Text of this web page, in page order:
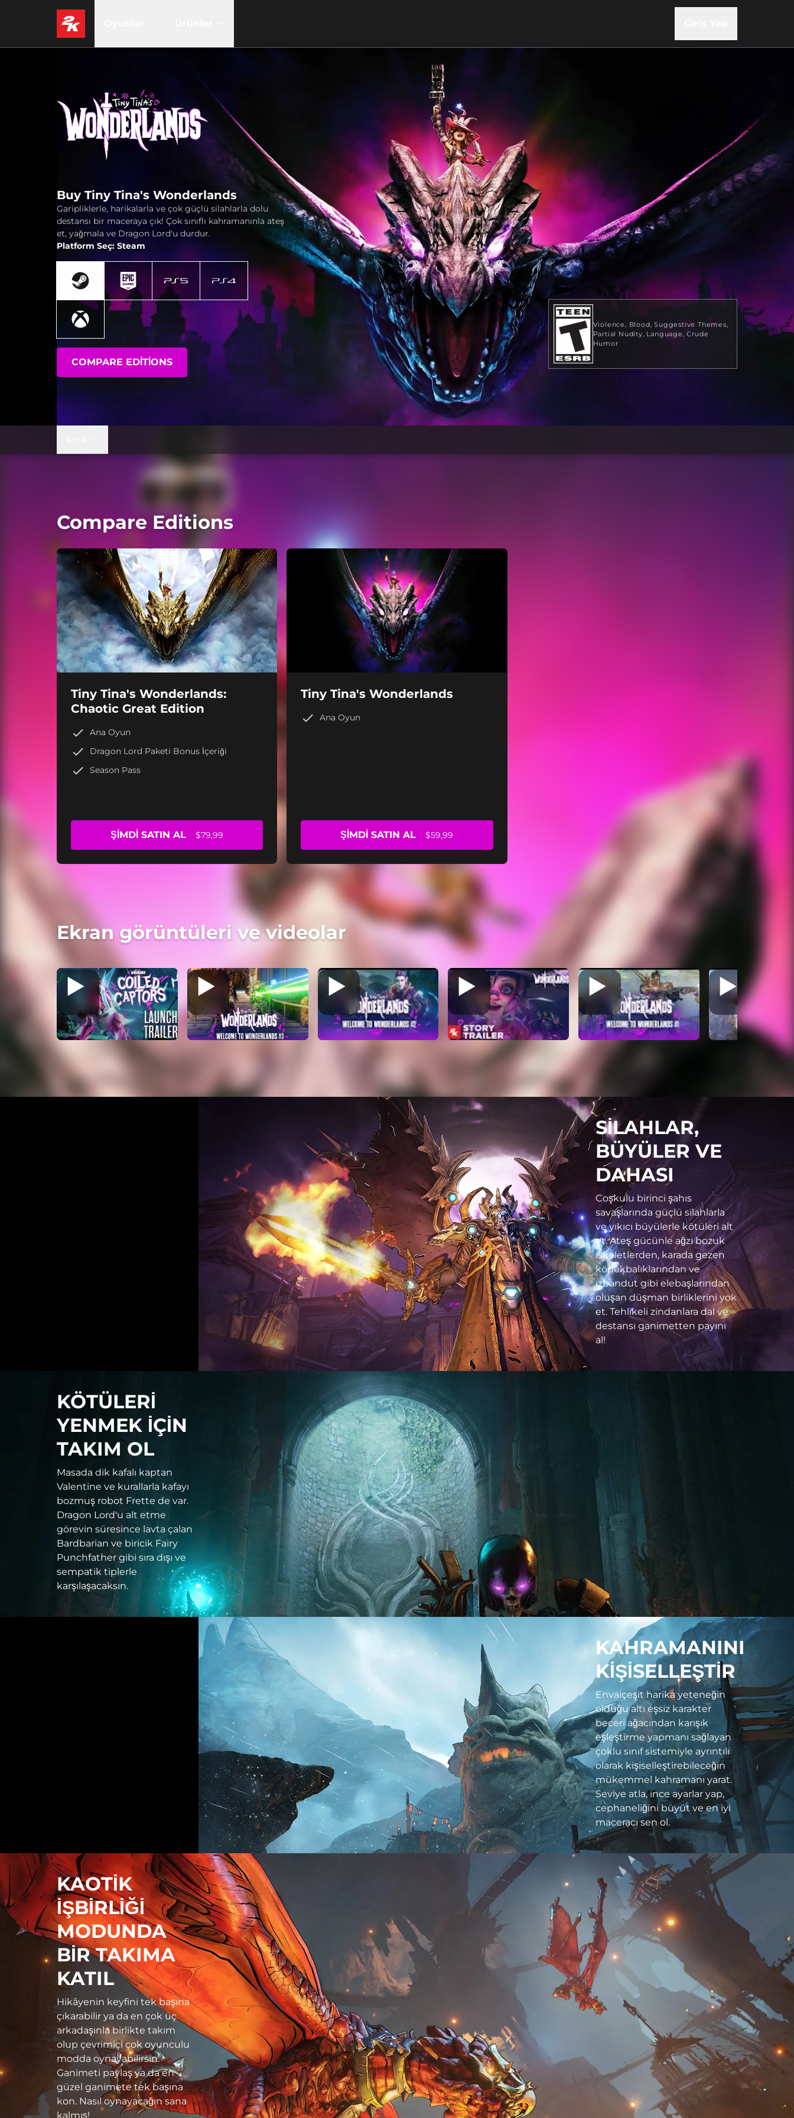
Violence Blood Suggestive Themes
Partial Nudity Language Crude
Humor
Buy Tiny Tina's Wonderlands
Garipliklerle, harikalarla ve çok güçlü silahlarla dolu
destansı bir maceraya çık! Çok sınıflı kahramanınla ateş
et, yağmala ve Dragon Lord'u durdur.
Platform Seç: Steam
COMPARE EDITIONS
Compare Editions
Tiny Tina's Wonderlands:
Chaotic Great Edition
Ana Oyun
Dragon Lord Paketi Bonus İçeriği
Season Pass
ŞIMDI SATIN AL $79,99
Tiny Tina's Wonderlands
Ana Oyun
ŞIMDI SATIN AL $59,99
Ekran görüntüleri ve videolar
SİLAHLAR,
BÜYÜLER VE
DAHASI
Coşkulu birinci şahıs
savaşlarında güçlü silahlarla
ve yıkıcı büyülerle kötüleri alt
et. Ateş gücünle ağzı bozuk
iskeletlerden, karada gezen
köpekbalıklarından ve
izbandut gibi elebaşlarından
oluşan düşman birliklerini yok
et. Tehlikeli zindanlara dal ve
destansı ganimetten payını
al!
KÖTÜLERİ
YENMEK İÇİN
TAKIM OL
Masada dik kafalı kaptan
Valentine ve kurallarla kafayı
bozmuş robot Frette de var.
Dragon Lord'u alt etme
görevin süresince lavta çalan
Bardbarian ve biricik Fairy
Punchfather gibi sıra dışı ve
sempatik tiplerle
karşılaşacaksın.
KAHRAMANINI
KİŞİSELLEŞTİR
Envaiçeşit harika yeteneğin
olduğu altı eşsiz karakter
beceri ağacından karışık
eşleştirme yapmanı sağlayan
çoklu sınıf sistemiyle ayrıntılı
olarak kişiselleştirebileceğin
mükemmel kahramanı yarat.
Seviye atla, ince ayarlar yap,
cephaneliğini büyüt ve en iyi
maceracı sen ol.
KAOTİK
İŞBİRLİĞİ
MODUNDA
BİR TAKIMA
KATIL
Hikâyenin keyfini tek başına
çıkarabilir ya da en çok üç
arkadaşınla birlikte takım
olup çevrimiçi çok oyunculu
modda oynayabilirsin.
Ganimeti paylaş ya da en
güzel ganimete tek başına
kon. Nasıl oynayacağın sana
kalmış!